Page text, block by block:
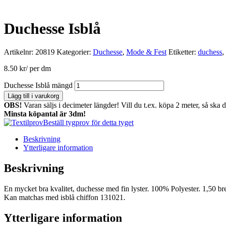
Duchesse Isblå
Artikelnr: 20819 Kategorier: Duchesse, Mode & Fest Etiketter: duchess,
8.50 kr/ per dm
Duchesse Isblå mängd
Lägg till i varukorg
OBS! Varan säljs i decimeter längder! Vill du t.ex. köpa 2 meter, så ska
Minsta köpantal är 3dm!
Beställ tygprov för detta tyget
Beskrivning
Ytterligare information
Beskrivning
En mycket bra kvalitet, duchesse med fin lyster. 100% Polyester. 1,50
Kan matchas med isblå chiffon 131021.
Ytterligare information